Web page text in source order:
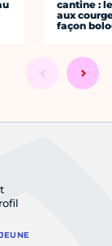
cantine :
aux
façon
JEUNE